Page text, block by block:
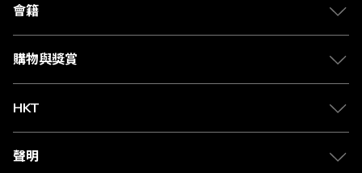
合作夥伴
媒體中心
會籍
會籍及專屬禮遇
賺取積分
購物與獎賞
物流與配送
Club Shopping 商品領取站
常見問題
HKT
csl.
1010
聲明